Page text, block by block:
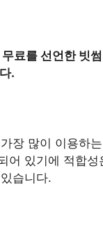
료를 선언한 빗
.
장 많이 이용하
어 있기에 적합성
습니다.